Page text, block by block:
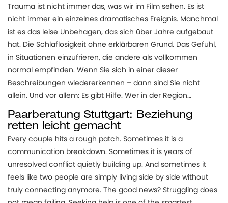
Trauma ist nicht immer das, was wir im Film sehen. Es ist
nicht immer ein einzelnes dramatisches Ereignis. Manchmal
ist es das leise Unbehagen, das sich über Jahre aufgebaut
hat. Die Schlaflosigkeit ohne erklärbaren Grund. Das Gefühl,
in Situationen einzufrieren, die andere als vollkommen
normal empfinden. Wenn Sie sich in einer dieser
Beschreibungen wiedererkennen – dann sind Sie nicht
allein. Und vor allem: Es gibt Hilfe. Wer in der Region…
Paarberatung Stuttgart: Beziehung
retten leicht gemacht
Every couple hits a rough patch. Sometimes it is a
communication breakdown. Sometimes it is years of
unresolved conflict quietly building up. And sometimes it
feels like two people are simply living side by side without
truly connecting anymore. The good news? Struggling does